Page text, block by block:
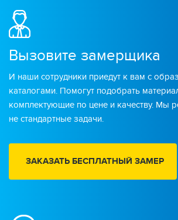
Вызовите замерщика
И наши сотрудники приедут к вам с
каталогами. Помогут подобрать
комплектующие по цене и качеству. Мы
не стандартные задачи.
ЗАКАЗАТЬ БЕСПЛАТНЫЙ ЗАМЕР